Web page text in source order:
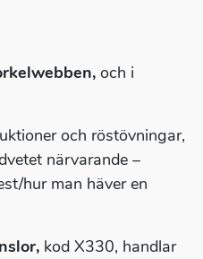
och i
och röstövningar,
närvarande –
hur man häver en
kod X330, handlar